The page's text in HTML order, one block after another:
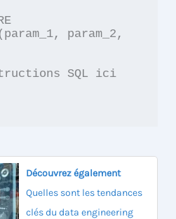
param_2,
Découvrez également
Quelles sont les tendances
clés du data engineering